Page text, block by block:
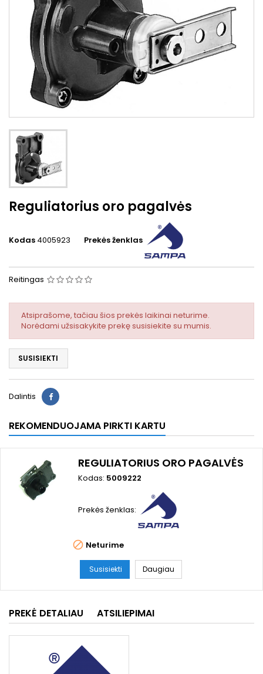
Reguliatorius oro pagalvės
Kodas 4005923 Prekės ženklas
Reitingas
Atsiprašome, tačiau šios prekės laikinai neturime.
Norėdami užsisakykite prekę susisiekite su mumis.
SUSISIEKTI
Dalintis
REKOMENDUOJAMA PIRKTI KARTU
REGULIATORIUS ORO PAGALVĖS
Kodas: 5009222
Prekės ženklas:
 Neturime
Susisiekti Daugiau
PREKĖ DETALIAU ATSILIEPIMAI